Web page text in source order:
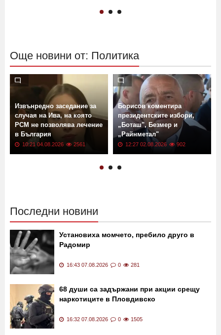
Още новини от: Политика
Извънредно заседание за
случая на Ива, на която
РСМ не позволява лечение
в България
10:21 04.08.2026 2561
Борисов коментира
президентските избори,
„Боташ", Безмер и
„Райнметал"
12:27 02.08.2026 902
Последни новини
Установиха момчето, пребило друго в
Радомир
16:43 07.08.2026 0 281
68 души са задържани при акции срещу
наркотиците в Пловдивско
16:32 07.08.2026 0 1505